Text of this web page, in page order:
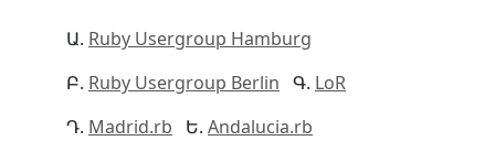
Ruby Usergroup Hamburg
Ruby Usergroup Berlin
LoR
Madrid.rb
Andalucia.rb